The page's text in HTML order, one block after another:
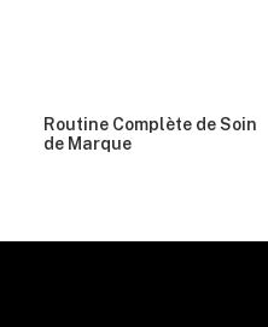
Routine Complète de Soin
de Marque